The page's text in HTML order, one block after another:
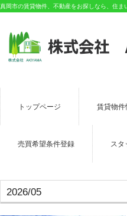
真岡市の賃貸物件、不動産をお探しなら、住
トップページ 賃貸物件
売買希望条件登録 スタ
2026/05